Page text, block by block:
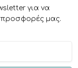
για να
προσφορές μας.